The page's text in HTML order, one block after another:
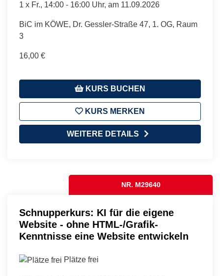
1 x Fr., 14:00 - 16:00 Uhr, am 11.09.2026
BiC im KÖWE, Dr. Gessler-Straße 47, 1. OG, Raum
3
16,00 €
KURS BUCHEN
KURS MERKEN
WEITERE DETAILS
NR. M29640
Schnupperkurs: KI für die eigene
Website - ohne HTML-/Grafik-
Kenntnisse eine Website entwickeln
Plätze frei